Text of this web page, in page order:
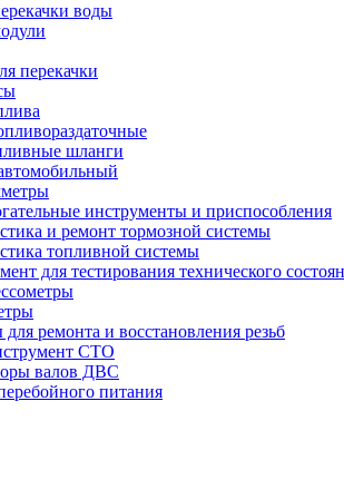
воды
перекачки
шланги
инструменты и приспособления
и ремонт тормозной системы
топливной системы
для тестирования технического
ремонта и восстановления резьб
СТО
валов ДВС
питания